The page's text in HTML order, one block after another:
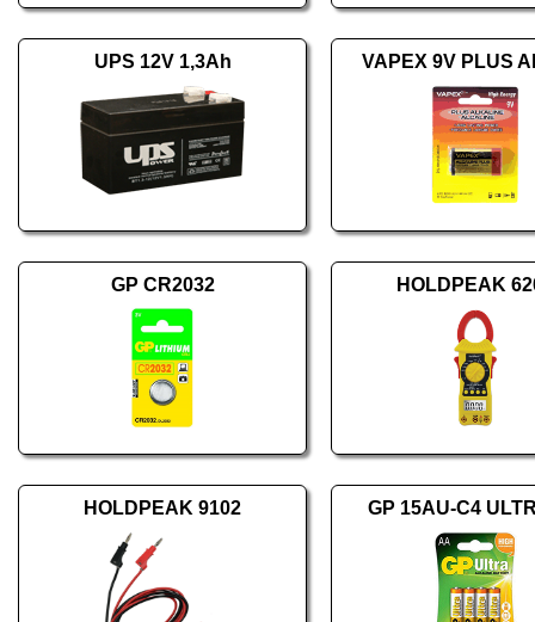
UPS 12V 1,3Ah VAPEX 9V PLUS
GP CR2032 HOLDPEAK
HOLDPEAK 9102 GP 15AU-C4